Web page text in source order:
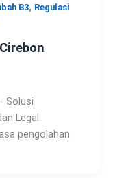
B3, Regulasi
Solusi
Legal.
pengolahan